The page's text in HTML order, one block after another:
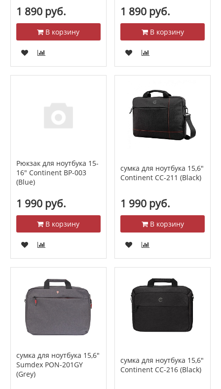
1 890 руб.
В корзину
1 890 руб.
В корзину
Рюкзак для ноутбука 15-
16" Continent BP-003
(Blue)
1 990 руб.
В корзину
сумка для ноутбука 15,6"
Continent CC-211 (Black)
1 990 руб.
В корзину
сумка для ноутбука 15,6"
Sumdex PON-201GY
(Grey)
сумка для ноутбука 15,6"
Continent CC-216 (Black)